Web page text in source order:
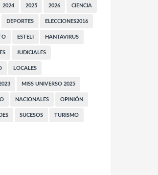
2024 2025 2026 CIENCIA
DEPORTES ELECCIONES2016
ESTELI HANTAVIRUS
JUDICIALES
LOCALES
MISS UNIVERSO 2025
NACIONALES OPINIÓN
SUCESOS TURISMO